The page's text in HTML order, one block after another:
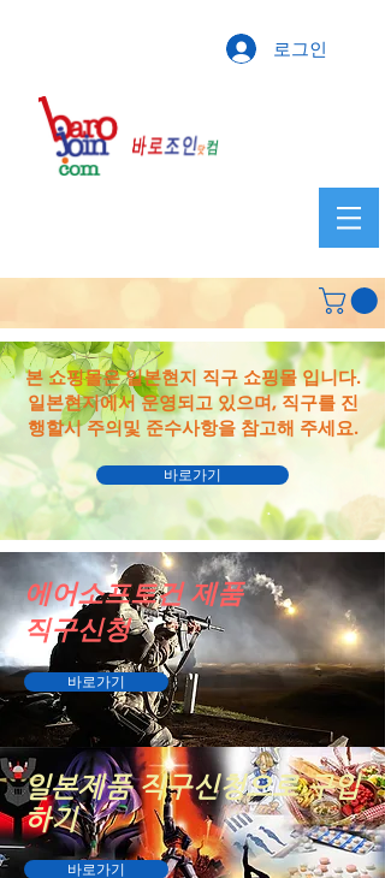
로그인
본 쇼핑몰은 일본현지 직구 쇼핑몰 입니다.
일본현지에서 운영되고 있으며, 직구를 진
행할시 주의및 준수사항​을참고해 주세요.
바로가기
에어소프트건 제품
​직구신청
바로가기
일본제품 직구신청으로 구입
하기
바로가기